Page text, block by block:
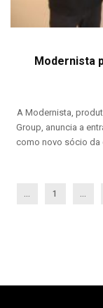
Modernista
A Modernista,
Group, anuncia a
como novo sócio da
1